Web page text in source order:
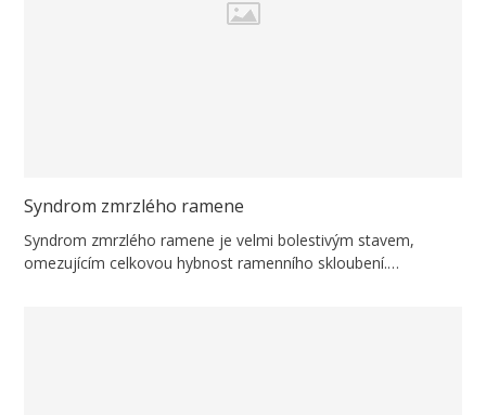
Syndrom zmrzlého ramene
Syndrom zmrzlého ramene je velmi bolestivým stavem,
omezujícím celkovou hybnost ramenního skloubení.…